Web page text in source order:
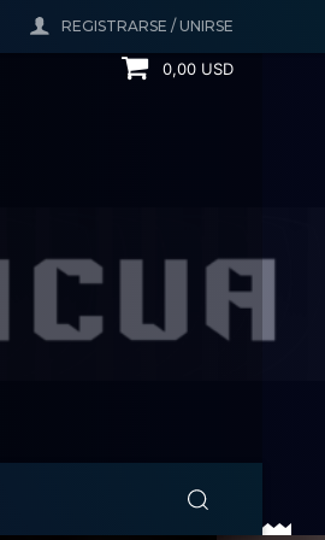
REGISTRARSE / UNIRSE
0,00 USD